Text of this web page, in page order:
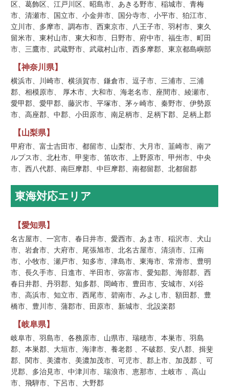
区、葛飾区、江戸川区、昭島市、あきる野市、稲城市、青梅
市、清瀬市、国立市、小金井市、国分寺市、小平市、狛江市、
立川市、多摩市、調布市、西東京市、八王子市、羽村市、東久
留米市、東村山市、東大和市、日野市、府中市、福生市、町田
市、三鷹市、武蔵野市、武蔵村山市、西多摩郡、東京都島嶼部
【神奈川県】
横浜市、川崎市、横須賀市、鎌倉市、逗子市、三浦市、三浦
郡、相模原市、 厚木市、大和市、海老名市、座間市、綾瀬市、
愛甲郡、愛甲郡、藤沢市、平塚市、茅ヶ崎市、秦野市、伊勢原
市、高座郡、中郡、小田原市、南足柄市、足柄下郡、足柄上郡
【山梨県】
甲府市、富士吉田市、都留市、山梨市、大月市、韮崎市、南ア
ルプス市、北杜市、甲斐市、笛吹市、上野原市、甲州市、中央
市、西八代郡、南巨摩郡、中巨摩郡、南都留郡、北都留郡
東海対応エリア
【愛知県】
名古屋市、一宮市、春日井市、愛西市、あま市、稲沢市、犬山
市、岩倉市、大府市、尾張旭市、北名古屋市、清須市、江南
市、小牧市、瀬戸市、知多市、津島市、東海市、常滑市、豊明
市、長久手市、日進市、半田市、弥富市、愛知郡、海部郡、西
春日井郡、丹羽郡、知多郡、岡崎市、豊田市、安城市、刈谷
市、高浜市、知立市、西尾市、碧南市、みよし市、額田郡、豊
橋市、豊川市、蒲郡市、田原市、新城市、北設楽郡
【岐阜県】
岐阜市、羽島市、各務原市、山県市、瑞穂市、本巣市、羽島
郡、本巣郡、大垣市、海津市、養老郡 、不破郡、安八郡、揖斐
郡、関市、美濃市、美濃加茂市、可児市、郡上市、加茂郡 、可
児郡、多治見市、中津川市、瑞浪市、恵那市、土岐市 、高山
市、飛騨市、下呂市、大野郡